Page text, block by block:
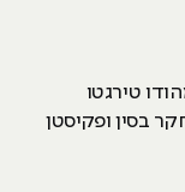
טירגטו
בסין ופקיסטן